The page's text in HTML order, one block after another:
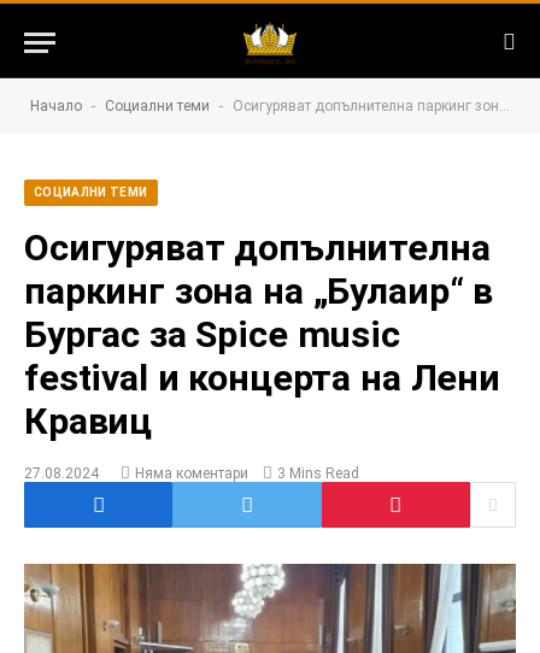
Начало - Социални теми - Осигуряват допълнителна паркинг зона на „Булаир“ в Бургас за Spice music festival и концерта на Лени Кравиц
СОЦИАЛНИ ТЕМИ
Осигуряват допълнителна
паркинг зона на „Булаир“ в
Бургас за Spice music
festival и концерта на Лени
Кравиц
27.08.2024 Няма коментари 3 Mins Read